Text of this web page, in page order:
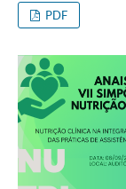
PDF